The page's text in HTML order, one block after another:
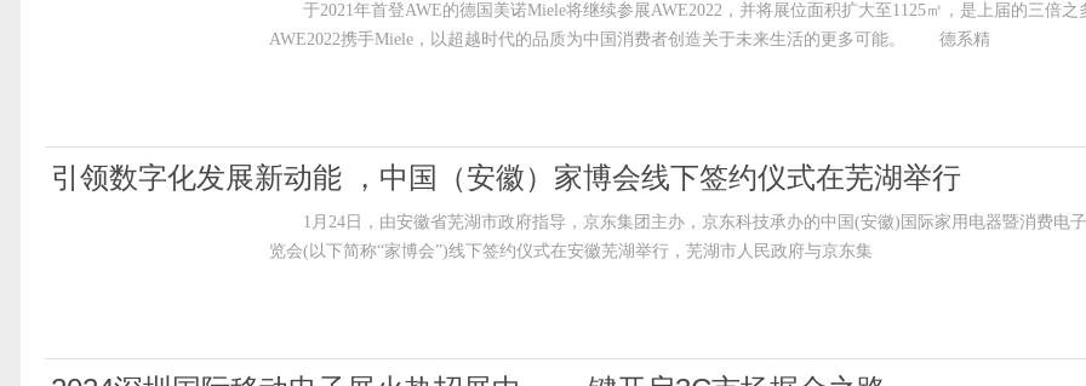
于2021年首登AWE的德国美诺Miele将继续参展AWE2022，并将展位面积扩大至1125㎡，是上届的三倍之
AWE2022携手Miele，以超越时代的品质为中国消费者创造关于未来生活的更多可能。 德系精
引领数字化发展新动能 ，中国（安徽）家博会线下签约仪式在芜湖举行
1月24日，由安徽省芜湖市政府指导，京东集团主办，京东科技承办的中国(安徽)国际家用电器暨消费电
览会(以下简称“家博会”)线下签约仪式在安徽芜湖举行，芜湖市人民政府与京东集